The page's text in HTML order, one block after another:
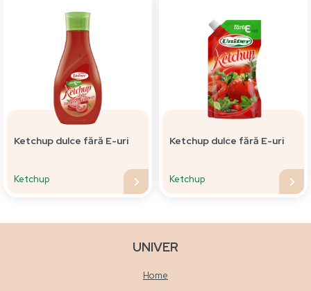
Ketchup dulce fără E-uri
Ketchup
Ketchup dulce fără E-uri
Ketchup
UNIVER
Home